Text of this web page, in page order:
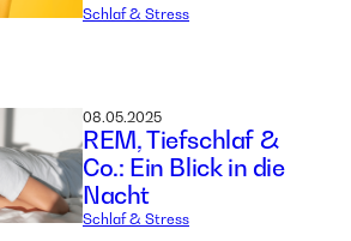
Schlaf & Stress
08.05.2025
REM, Tiefschlaf &
Co.: Ein Blick in die
Nacht
Schlaf & Stress